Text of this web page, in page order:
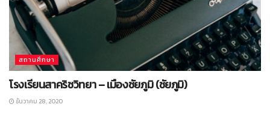
สถานศึกษา
โรงเรียนสาคริชวิทยา – เมืองชัยภูมิ (ชัยภูมิ)
ธันวาคม 28, 2020